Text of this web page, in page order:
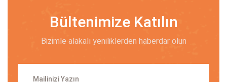
Bültenimize Katılın
Bizimle alakalı yeniliklerden haberdar olun